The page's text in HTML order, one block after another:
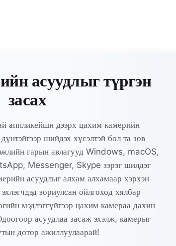
асуудлыг түргэн
засах
аппликейшн дээрх цахим камерийн
шийдэх хүсэлтэй бол та зөв
гарын авлагууд Windows, macOS,
Messenger, Skype зэрэг шилдэг
асуудлыг алхам алхамаар хэрхэн
зориулсан ойлгоход хялбар
мэдлэггүйгээр цахим камераа дахин
асуудлаа засаж эхэлж, камерыг
дотор ажиллуулаарай!